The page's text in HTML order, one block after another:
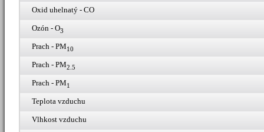
Oxid uhelnatý - CO
Ozón - O3
Prach - PM10
Prach - PM2.5
Prach - PM1
Teplota vzduchu
Vlhkost vzduchu